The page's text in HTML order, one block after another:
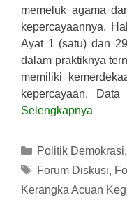
memeluk agama
kepercayaannya.
Ayat 1 (satu) dan
dalam praktiknya
memiliki
kepercayaan.
Selengkapnya
Kategori
Politik Demokrasi,
Tag
Forum Diskusi,
Kerangka Acuan